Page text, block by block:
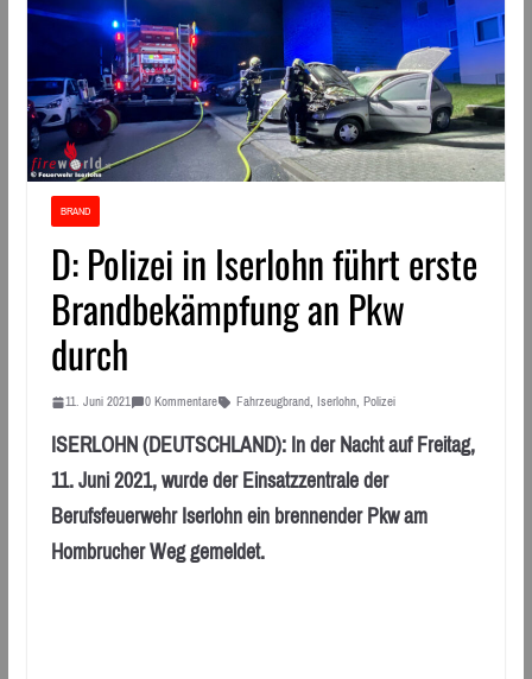
BRAND
D: Polizei in Iserlohn führt erste
Brandbekämpfung an Pkw
durch
11. Juni 2021 0 Kommentare Fahrzeugbrand, Iserlohn, Polizei
ISERLOHN (DEUTSCHLAND): In der Nacht auf Freitag,
11. Juni 2021, wurde der Einsatzzentrale der
Berufsfeuerwehr Iserlohn ein brennender Pkw am
Hombrucher Weg gemeldet.